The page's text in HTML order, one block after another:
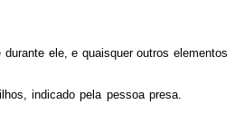
ele, e quaisquer outros elementos
indicado pela pessoa presa.